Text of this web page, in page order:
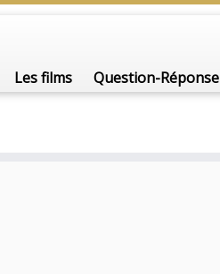
Les films Question-Réponse